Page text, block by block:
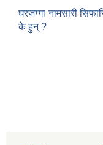
घरजग्गा नामसारी
के हुन् ?